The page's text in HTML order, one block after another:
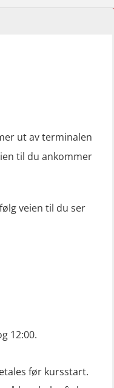
ut av terminalen
til du ankommer
veien til du ser
12:00.
før kursstart.